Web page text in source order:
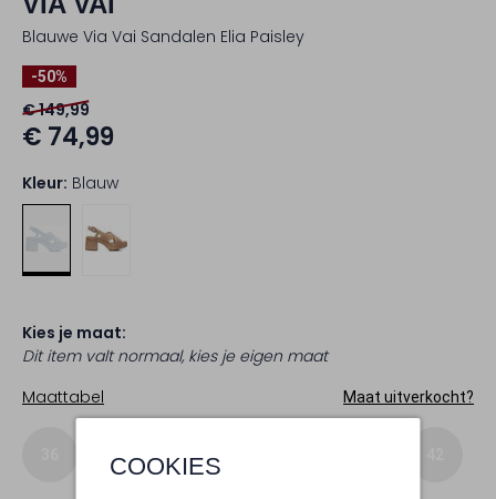
COOKIES
Blauwe Via Vai Sandalen Elia Paisley
-50%
€ 149,99
€ 74,99
Kleur: Blauw
Kies je maat:
Dit item valt normaal, kies je eigen maat
Maattabel
Maat uitverkocht?
37 38